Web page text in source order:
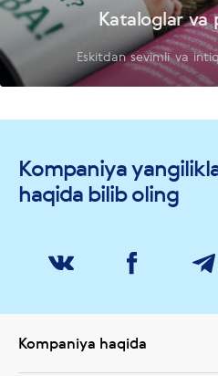
Kataloglar va
Eskitdan sevimli va
Kompaniya
haqida bilib oling
Kompaniya haqida